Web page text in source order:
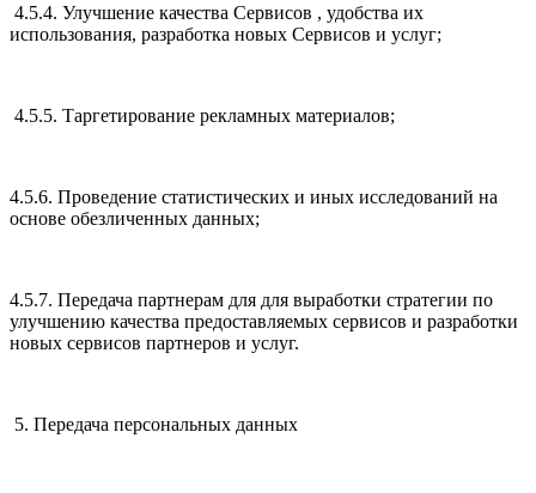
4.5.4. Улучшение качества Сервисов , удобства их
использования, разработка новых Сервисов и услуг;
4.5.5. Таргетирование рекламных материалов;
4.5.6. Проведение статистических и иных исследований на
основе обезличенных данных;
4.5.7. Передача партнерам для для выработки стратегии по
улучшению качества предоставляемых сервисов и разработки
новых сервисов партнеров и услуг.
5. Передача персональных данных